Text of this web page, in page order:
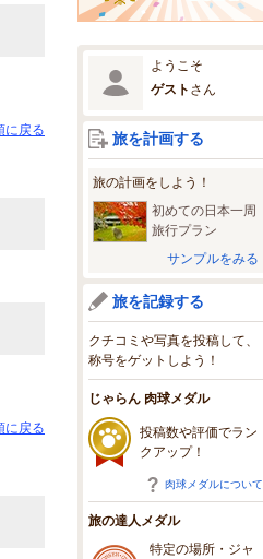
に戻る
に戻る
ようこそ
ゲスト さん
旅を計画する
旅の計画をしよう！
初めての日本一周
旅行プラン
サンプルをみる
旅を記録する
クチコミや写真を投稿して、
称号をゲットしよう！
じゃらん 肉球メダル
投稿数や評価でラン
クアップ！
肉球メダルについて
旅の達人メダル
特定の場所・ジャ